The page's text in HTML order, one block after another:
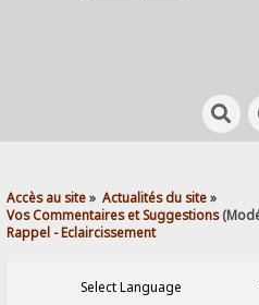
Accès au site» Actualités du site»
Vos Commentaires et Suggestions
Rappel - Eclaircissement